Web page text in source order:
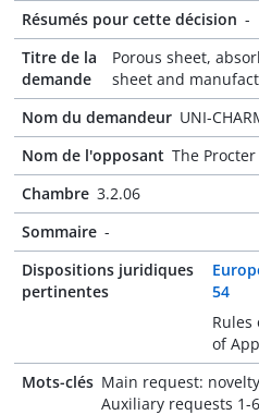
Résumés pour cette décision -
Titre de la
demande
Porous sheet,
sheet and
Nom du demandeur UNI-
Nom de l'opposant The
Chambre 3.2.06
Sommaire -
Dispositions juridiques
pertinentes
54
of
Mots-clés Main request:
Auxiliary requests 1-